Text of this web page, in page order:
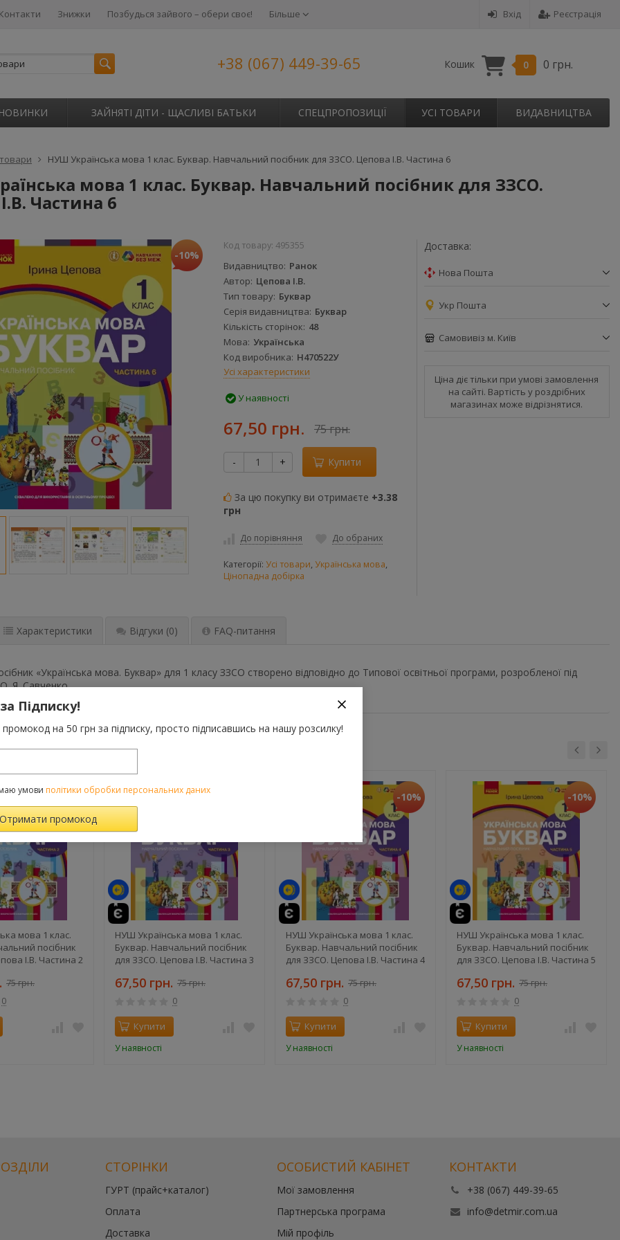
Вхід Реєстрація
Контакти Знижки Позбудься зайвого – обери своє! Більше
+38 (067) 449-39-65 Кошик 0 0 грн.
НОВИНКИ ЗАЙНЯТІ ДІТИ - ЩАСЛИВІ БАТЬКИ СПЕЦПРОПОЗИЦІЇ УСІ ТОВАРИ ВИДАВНИЦТВА
товари НУШ Українська мова 1 клас. Буквар. Навчальний посібник для ЗЗСО. Цепова І.В. Частина 6
мова 1 клас. Буквар. Навчальний посібник для ЗЗСО.
Частина 6
-10%
Код товару: 495355
Видавництво Ранок
Автор Цепова І.В.
Тип товару Буквар
Серія видавництва Буквар
Кількість сторінок 48
Мова Українська
Код виробника Н470522У
Усі характеристики
У наявності
67,50 грн. 75 грн.
- + Купити
За цю покупку ви отримаєте +3.38
грн
До порівняння До обраних
Категорії: Усі товари, Українська мова,
Цінопадна добірка
Доставка:
Нова Пошта
Укр Пошта
Самовивіз м. Київ
Ціна діє тільки при умові замовлення
на сайті. Вартість у роздрібних
магазинах може відрізнятися.
Характеристики Відгуки (0) FAQ-питання
«Українська мова. Буквар» для 1 класу ЗЗСО створено відповідно до Типової освітньої програми, розробленої під
Я. Савченко.
ТАКОЖ КУПУЮТЬ
-10%
мова 1 клас.
посібник
І.В. Частина 2
75 грн.
0
НУШ Українська мова 1 клас.
Буквар. Навчальний посібник
для ЗЗСО. Цепова І.В. Частина 3
67,50 грн. 75 грн.
0
Купити
У наявності
-10%
НУШ Українська мова 1 клас.
Буквар. Навчальний посібник
для ЗЗСО. Цепова І.В. Частина 4
67,50 грн. 75 грн.
0
Купити
У наявності
-10%
НУШ Українська мова 1 клас.
Буквар. Навчальний посібник
для ЗЗСО. Цепова І.В. Частина 5
67,50 грн. 75 грн.
0
Купити
У наявності
СТОРІНКИ
ГУРТ (прайс+каталог)
Оплата
Доставка
ОСОБИСТИЙ КАБІНЕТ
Мої замовлення
Партнерська програма
Мій профіль
КОНТАКТИ
+38 (067) 449-39-65
info@detmir.com.ua
Підписку!
на 50 грн за підписку, просто підписавшись на нашу розсилку!
умови політики обробки персональних даних